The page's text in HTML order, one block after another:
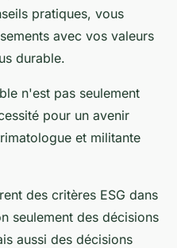
pratiques, vous
avec vos valeurs
durable.
n'est pas seulement
pour un avenir
et militante
des critères ESG dans
seulement des décisions
aussi des décisions